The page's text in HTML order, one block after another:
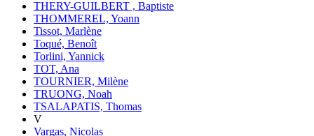
THERY-GUILBERT , Baptiste
THOMMEREL, Yoann
Tissot, Marlène
Toqué, Benoît
Torlini, Yannick
TOT, Ana
TOURNIER, Milène
TRUONG, Noah
TSALAPATIS, Thomas
V
Vargas, Nicolas